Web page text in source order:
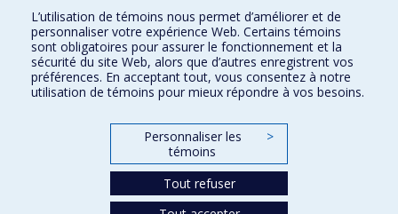
Nous trouver
Plan du site
Accessibilité
L’utilisation de témoins nous permet d’améliorer et de
personnaliser votre expérience Web. Certains témoins
sont obligatoires pour assurer le fonctionnement et la
sécurité du site Web, alors que d’autres enregistrent vos
préférences. En acceptant tout, vous consentez à notre
utilisation de témoins pour mieux répondre à vos besoins.
Personnaliser les
témoins
>
Tout refuser